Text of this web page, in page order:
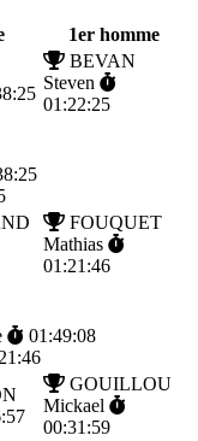
1er homme
BEVAN
Steven
01:22:25
FOUQUET
Mathias
01:21:46
01:49:08
GOUILLOU
Mickael
00:31:59